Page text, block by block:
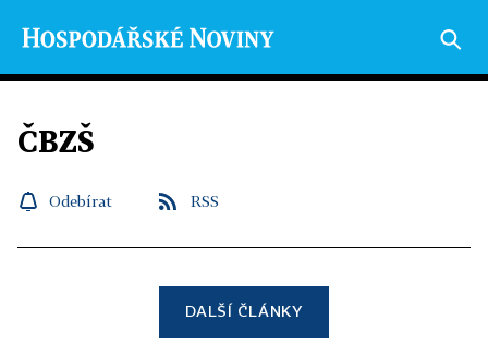
ČBZŠ
Odebírat RSS
DALŠÍ ČLÁNKY